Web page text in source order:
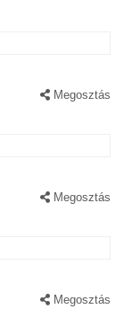
Megosztás
Megosztás
Megosztás